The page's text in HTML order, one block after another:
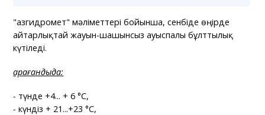
"Қазгидромет" мәліметтері бойынша, сенбіде өңірде
айтарлықтай жауын-шашынсыз ауыспалы бұлттылық
күтіледі.
Қарағандыда:
- түнде +4... + 6 °C,
- күндіз + 21...+23 °C,